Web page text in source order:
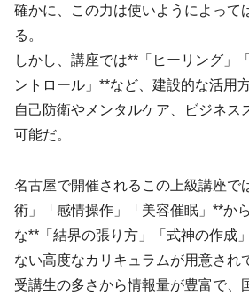
確かに、この力は使いようによって
る。
しかし、講座では**「ヒーリング」
ントロール」**など、建設的な活用
自己防衛やメンタルケア、ビジネス
可能だ。
名古屋で開催されるこの上級講座で
術」「感情操作」「美容催眠」**か
な**「結界の張り方」「式神の作成
ない高度なカリキュラムが用意され
受講生の多さから情報量が豊富で、